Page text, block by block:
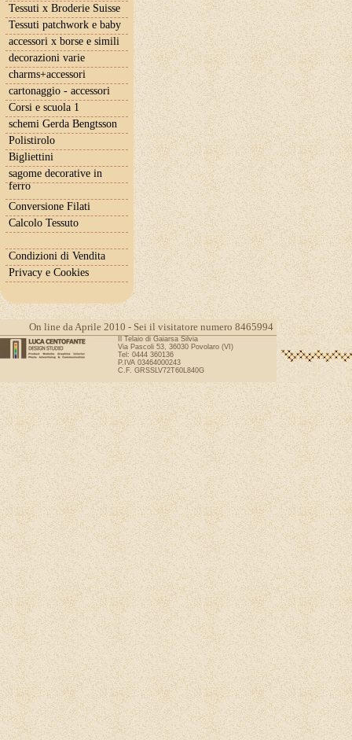
Tessuti x Broderie Suisse
Tessuti patchwork e baby
accessori x borse e simili
decorazioni varie
charms+accessori
cartonaggio - accessori
Corsi e scuola 1
schemi Gerda Bengtsson
Polistirolo
Bigliettini
sagome decorative in
ferro
Conversione Filati
Calcolo Tessuto
Condizioni di Vendita
Privacy e Cookies
On line da Aprile 2010 - Sei il visitatore numero 8465994
Il Telaio di Gaiarsa Silvia
Via Pascoli 53, 36030 Povolaro (VI)
Tel: 0444 360136
P.IVA 03464000243
C.F. GRSSLV72T60L840G